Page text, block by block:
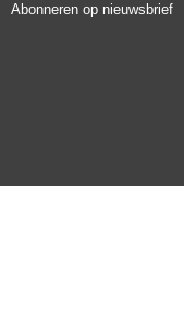
Abonneren op nieuwsbrief